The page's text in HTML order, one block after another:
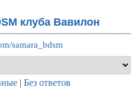
клуба Вавилон
samara_bdsm
|Без ответов